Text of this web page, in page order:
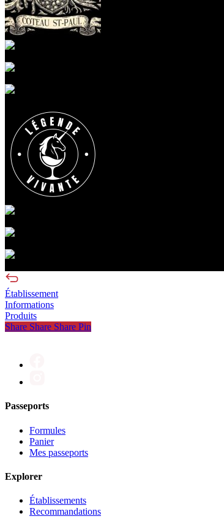
Établissement
Informations
Produits
Share Share Share Pin
Passeports
Formules
Panier
Mes passeports
Explorer
Établissements
Recommandations